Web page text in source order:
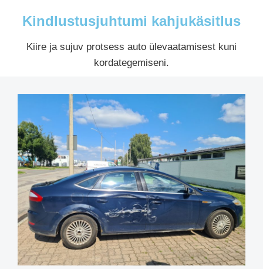
Kindlustusjuhtumi kahjukäsitlus
Kiire ja sujuv protsess auto ülevaatamisest kuni
kordategemiseni.